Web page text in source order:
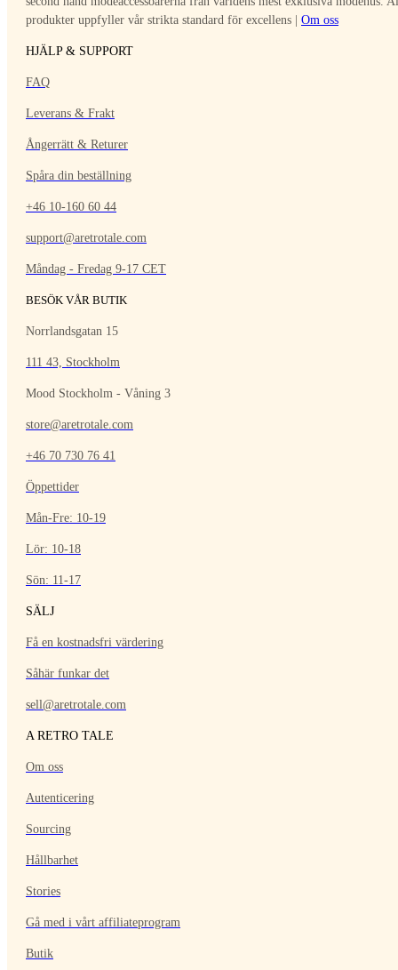
produkter uppfyller vår strikta standard för excellens | Om oss
HJÄLP & SUPPORT
FAQ
Leverans & Frakt
Ångerrätt & Returer
Spåra din beställning
+46 10-160 60 44
support@aretrotale.com
Måndag - Fredag 9-17 CET
BESÖK VÅR BUTIK
Norrlandsgatan 15
111 43, Stockholm
Mood Stockholm - Våning 3
store@aretrotale.com
+46 70 730 76 41
Öppettider
Mån-Fre: 10-19
Lör: 10-18
Sön: 11-17
SÄLJ
Få en kostnadsfri värdering
Såhär funkar det
sell@aretrotale.com
A RETRO TALE
Om oss
Autenticering
Sourcing
Hållbarhet
Stories
Gå med i vårt affiliateprogram
Butik